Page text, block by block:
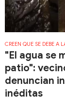
CREEN QUE SE DEBE A
"El agua se
patio":
denuncian
inéditas